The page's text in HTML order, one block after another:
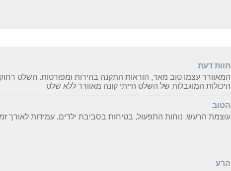
חוות דעת
המאוורר עצמו טוב מאד, הוראות התקנה בהירות ומפורטות. השלט רחוק
היכולות המוגבלות של השלט הייתי קונה מאוורר ללא שלט
הטוב
עוצמת הרעש, נוחות התפעול, בטיחות בסביבת ילדים, עמידות לאורך
הרע